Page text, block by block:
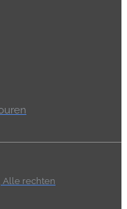
Alle rechten